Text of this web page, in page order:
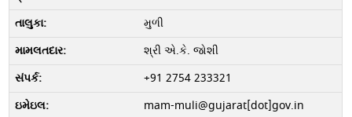
મુળી
શ્રી એ.કે. જોશી
+91 2754 233321
mam-muli@gujarat[dot]gov.in